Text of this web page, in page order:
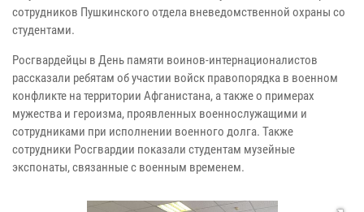
сотрудников Пушкинского отдела вневедомственной охраны со
студентами.
Росгвардейцы в День памяти воинов-интернационалистов
рассказали ребятам об участии войск правопорядка в военном
конфликте на территории Афганистана, а также о примерах
мужества и героизма, проявленных военнослужащими и
сотрудниками при исполнении военного долга. Также
сотрудники Росгвардии показали студентам музейные
экспонаты, связанные с военным временем.